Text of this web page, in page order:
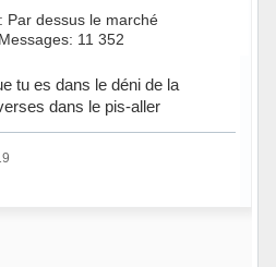
Par dessus le marché
Messages: 11 352
tu es dans le déni de la
dans le pis-aller